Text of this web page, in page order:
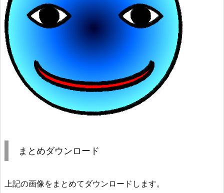
まとめダウンロード
上記の画像をまとめてダウンロードします。